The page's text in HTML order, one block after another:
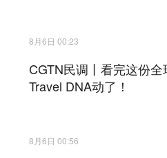
8月6日 00:23
CGTN民调丨看完这份
Travel DNA动了！
8月6日 00:56